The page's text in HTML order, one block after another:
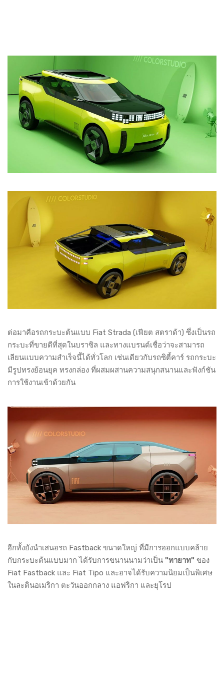
ต่อมาคือรถกระบะต้นแบบ Fiat Strada (เฟียต สตราด้า) ซึ่งเป็นรถ
กระบะที่ขายดีที่สุดในบราซิล และทางแบรนด์เชื่อว่าจะสามารถ
เลียนแบบความสำเร็จนี้ได้ทั่วโลก เช่นเดียวกับรถซิตี้คาร์ รถกระบะ
มีรูปทรงย้อนยุค ทรงกล่อง ที่ผสมผสานความสนุกสนานและฟังก์ชัน
การใช้งานเข้าด้วยกัน
อีกทั้งยังนำเสนอรถ Fastback ขนาดใหญ่ ที่มีการออกแบบคล้าย
กับกระบะต้นแบบมาก ได้รับการขนานนามว่าเป็น "ทายาท" ของ
Fiat Fastback และ Fiat Tipo และอาจได้รับความนิยมเป็นพิเศษ
ในละตินอเมริกา ตะวันออกกลาง แอฟริกา และยุโรป